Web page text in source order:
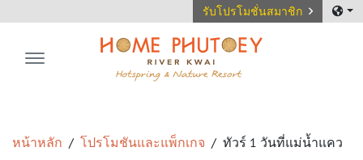
รับโปรโมชั่นสมาชิก
หน้าหลัก โปรโมชันและแพ็กเกจ ทัวร์ 1 วันที่แม่น้ำแคว